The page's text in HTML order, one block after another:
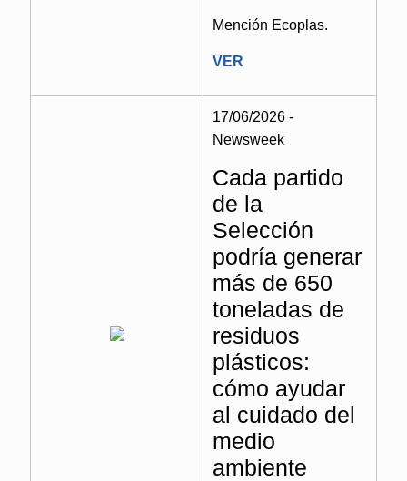
Mención Ecoplas.
VER
17/06/2026 -
Newsweek
Cada partido
de la
Selección
podría generar
más de 650
toneladas de
residuos
plásticos:
cómo ayudar
al cuidado del
medio
ambiente